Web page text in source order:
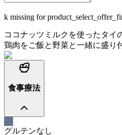
k missing for
ココナッツミルクを使ったタイ
鶏肉をご飯と野菜と一緒に盛り
食事療法
グルテンなし